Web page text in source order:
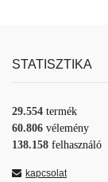
STATISZTIKA
29.554 termék
60.806 vélemény
138.158 felhasználó
kapcsolat